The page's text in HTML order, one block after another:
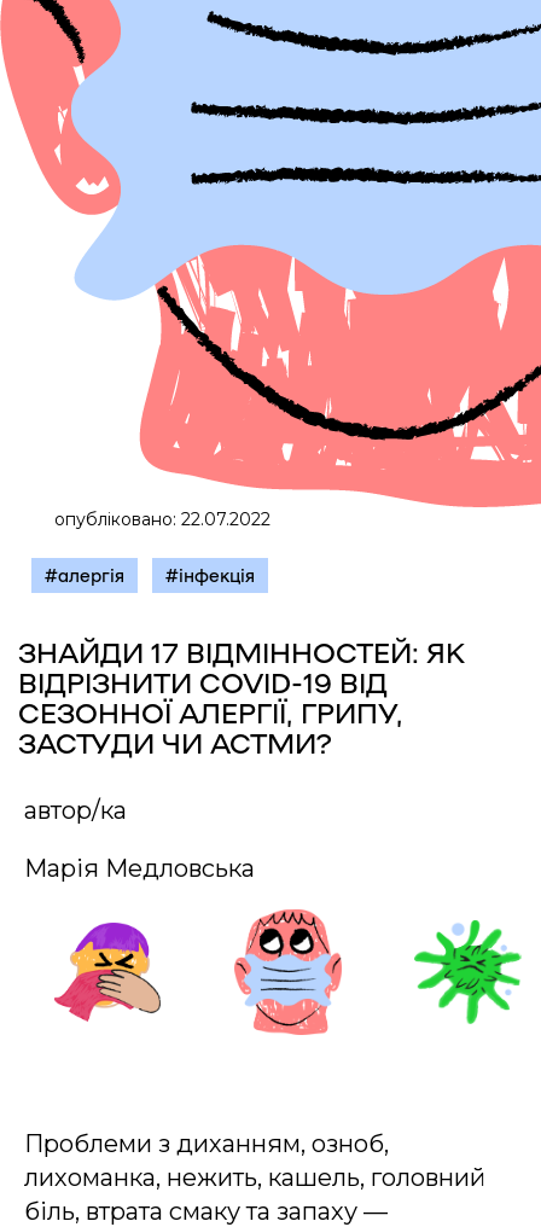
опубліковано: 22.07.2022
#алергія #інфекція
ЗНАЙДИ 17 ВІДМІННОСТЕЙ: ЯК
ВІДРІЗНИТИ COVID-19 ВІД
СЕЗОННОЇ АЛЕРГІЇ, ГРИПУ,
ЗАСТУДИ ЧИ АСТМИ?
автор/ка
Марія Медловська
Проблеми з диханням, озноб,
лихоманка, нежить, кашель, головний
біль, втрата смаку та запаху —